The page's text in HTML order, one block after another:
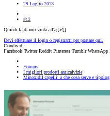
29 Luglio 2013
#12
Quindi la diamo vinta all'aga?[]
Devi effettuare il login o registrarti per postare qui.
Condividi:
Facebook Twitter Reddit Pinterest Tumblr WhatsApp
Forums
I migliori prodotti anticalvizie
Minoxidil capelli: a che cosa serve e